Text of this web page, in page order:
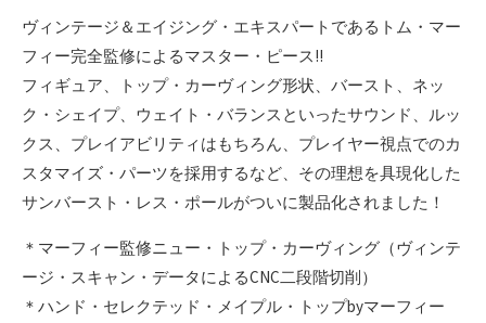
ヴィンテージ＆エイジング・エキスパートであるトム・マー
フィー完全監修によるマスター・ピース!!
フィギュア、トップ・カーヴィング形状、バースト、ネッ
ク・シェイプ、ウェイト・バランスといったサウンド、ルッ
クス、プレイアビリティはもちろん、プレイヤー視点でのカ
スタマイズ・パーツを採用するなど、その理想を具現化した
サンバースト・レス・ポールがついに製品化されました！
＊マーフィー監修ニュー・トップ・カーヴィング（ヴィンテ
ージ・スキャン・データによるCNC二段階切削）
＊ハンド・セレクテッド・メイプル・トップbyマーフィー